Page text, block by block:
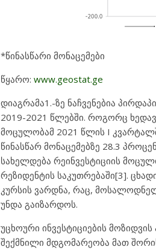
*წინასწარი მონაცემები
წყარო: www.geostat.ge
დიაგრამა1.-ზე ნაჩვენებია
2019-2021 წლებში. როგორც
მოცულობამ 2021 წლის I
წინასწარ მონაცემებზე 28.3
სახელდება რეინვესტიციის
რეზიდენტის საკუთრებაში[3].
კურსის ვარდნა, რაც,
უნდა გაიზარდოს.
უცხოური ინვესტიციების
შექმნილი მდგომარეობა მათ